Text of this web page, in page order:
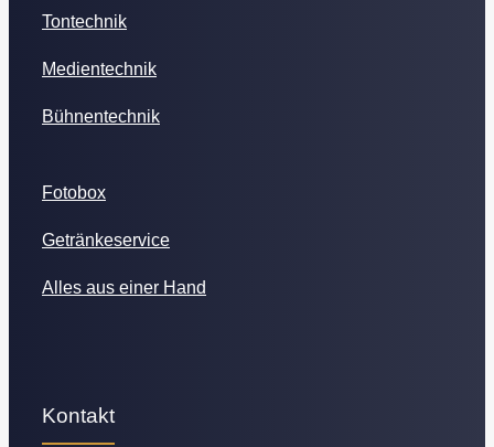
Tontechnik
Medientechnik
Bühnentechnik
Fotobox
Getränkeservice
Alles aus einer Hand
Kontakt